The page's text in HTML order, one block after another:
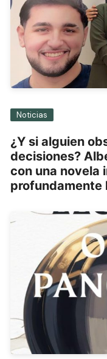
Noticias
¿Y si alguien
decisiones?
con una novela
profundamente